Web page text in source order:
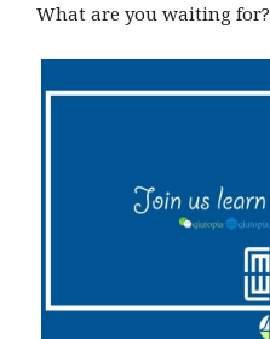
What are you waiting for?